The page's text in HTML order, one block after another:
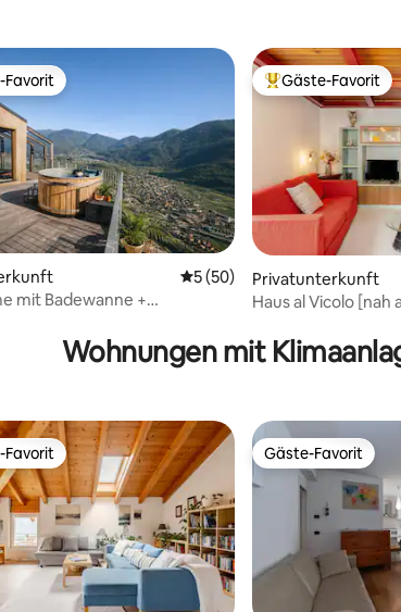
4,96 von 5, 137 Bewertungen
Favorit.
Favorit
Durchschnittliche
5 (50)
mit Badewanne +
Beliebter Gäste-
Gäste-Favorit
Privatunterkunft
Haus al Vicolo [nah
Wohnungen mit
Gäste-Favorit.
Favorit Gäste-Favorit
Gäste-Favorit